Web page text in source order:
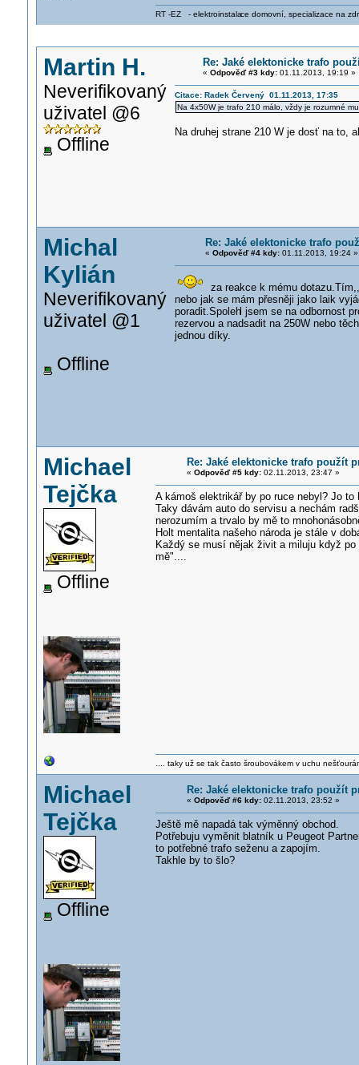
RT -EZ - elektroinstalace domovní, specializace na
Martin H.
Neverifikovaný
uživatel @6
Offline
Re: Jaké elektonicke trafo
« Odpověď #3 kdy:01.11.2013, 19:19 »
Citace: Radek Červený 01.11.2013, 17:35
Na 4x50W je trafo 210 málo, vždy je rozumné
Na druhej strane 210 W je dosť na to,
Michal
Kylián
Neverifikovaný
uživatel @1
Offline
Re: Jaké elektonicke trafo
« Odpověď #4 kdy:01.11.2013, 19:24 »
za reakce k mému
nebo jak se mám přesněji jako laik
poradit.Spolehl jsem se na odbornost
rezervou a nadsadit na 250W nebo
jednou díky.
Michael
Tejčka
Offline
Re: Jaké elektonicke trafo použít
« Odpověď #5 kdy:02.11.2013, 23:47 »
A kámoš elektrikář by po ruce nebyl? Jo
Taky dávám auto do servisu a nechám
nerozumím a trvalo by mě to
Holt mentalita našeho národa je stále v
Každý se musí nějak živit a miluju když
mě"....
.... taky už se tak často šroubovákem v uchu
Michael
Tejčka
Offline
Re: Jaké elektonicke trafo použít
« Odpověď #6 kdy:02.11.2013, 23:52 »
Ještě mě napadá tak výměnný obchod.
Potřebuju vyměnit blatník u Peugeot
to potřebné trafo seženu a zapojím.
Takhle by to šlo?